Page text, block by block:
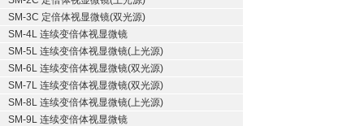
SM-3C 定倍体视显微镜(双光源)
SM-4L 连续变倍体视显微镜
SM-5L 连续变倍体视显微镜(上光源)
SM-6L 连续变倍体视显微镜(双光源)
SM-7L 连续变倍体视显微镜(双光源)
SM-8L 连续变倍体视显微镜(上光源)
SM-9L 连续变倍体视显微镜